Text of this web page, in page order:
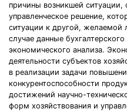
причины возникшей ситуации,
управленческое решение,
ситуации к другой, желаемой
случае данные
экономического анализа.
деятельности субъектов
в реализации задачи
конкурентоспособности
достижений научно-
форм хозяйствования и